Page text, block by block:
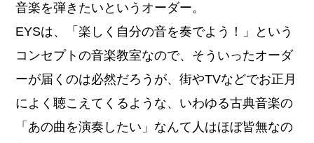
音楽を弾きたいというオーダー。
EYSは、「楽しく自分の音を奏でよう！」という
コンセプトの音楽教室なので、そういったオーダ
ーが届くのは必然だろうが、街やTVなどでお正月
によく聴こえてくるような、いわゆる古典音楽の
「あの曲を演奏したい」なんて人はほぼ皆無なの